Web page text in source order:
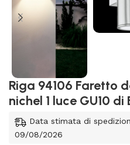
Riga 94106 Faretto
nichel 1 luce GU10 di
Data stimata di
09/08/2026